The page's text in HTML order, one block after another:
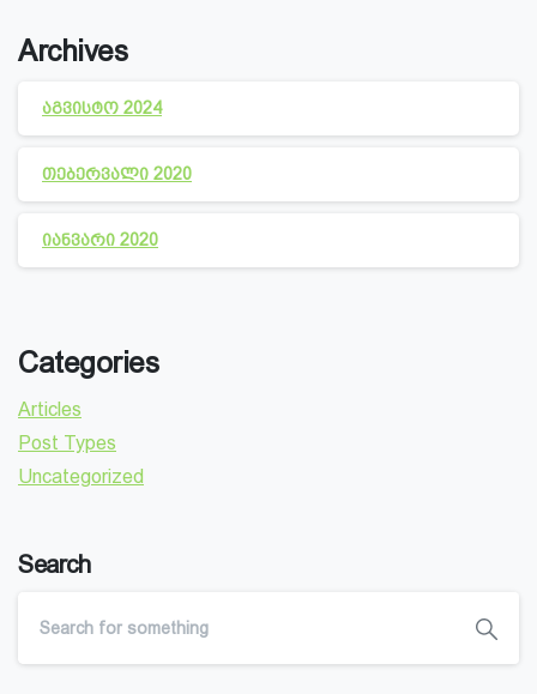
Archives
აგვისტო 2024
თებერვალი 2020
იანვარი 2020
Categories
Articles
Post Types
Uncategorized
Search